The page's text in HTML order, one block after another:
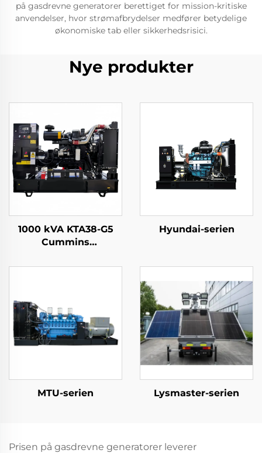
på gasdrevne generatorer berettiget for mission-kritiske
anvendelser, hvor strømafbrydelser medfører betydelige
økonomiske tab eller sikkerhedsrisici.
Nye produkter
1000 kVA KTA38-G5
Cummins
kontinuerlig 3-faset
Hyundai-serien
MTU-serien Lysmaster-serien
Prisen på gasdrevne generatorer leverer